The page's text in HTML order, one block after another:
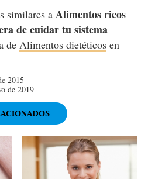
similares a Alimentos ricos
de cuidar tu sistema
de Alimentos dietéticosen
2015
de 2019